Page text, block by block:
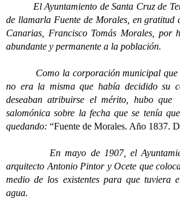
El Ayuntamiento de Santa Cruz de
de llamarla Fuente de Morales, en gratitud
Canarias, Francisco Tomás Morales, por
abundante y permanente a la población.
Como la corporación municipal que
no era la misma que había decidido su
deseaban atribuirse el mérito, hubo
salomónica sobre la fecha que se tenía
quedando: “Fuente de Morales. Año 1837.
En mayo de 1907, el
arquitecto Antonio Pintor y Ocete que
medio de los existentes para que tuviera
agua.